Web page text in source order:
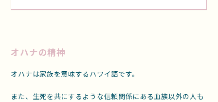
オハナの精神
オハナは家族を意味するハワイ語です。
また、生死を共にするような信頼関係にある血族以外の人も